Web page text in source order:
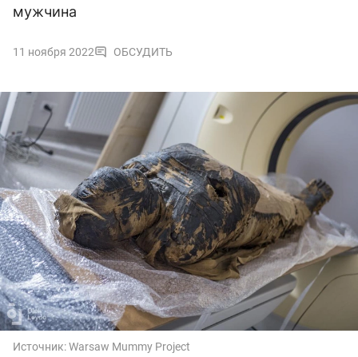
мужчина
11 ноября 2022 ОБСУДИТЬ
Источник:Warsaw Mummy Project